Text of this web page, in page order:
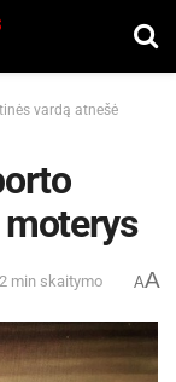
vardą atnešė
min skaitymo AA